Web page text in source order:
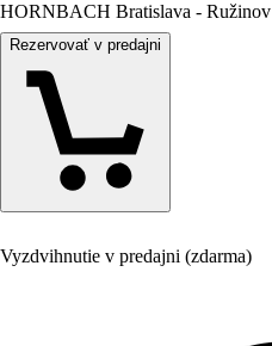
HORNBACH Bratislava - Ružinov
Rezervovať v predajni
Vyzdvihnutie v predajni (zdarma)